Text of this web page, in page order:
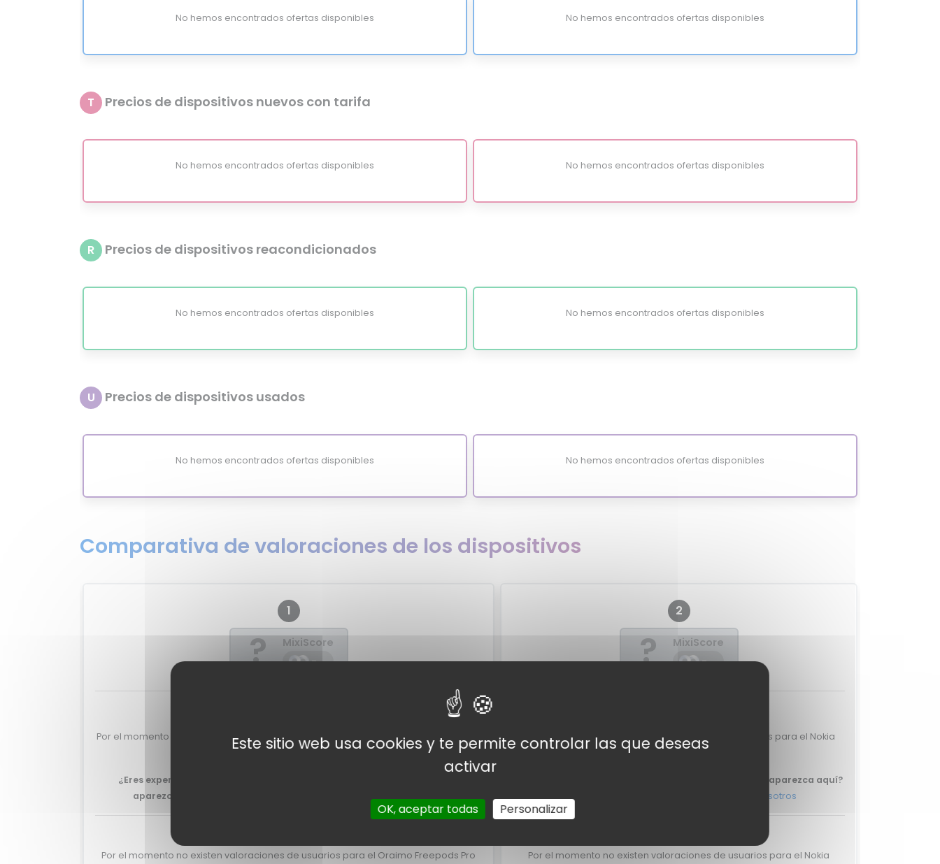
No hemos encontrados ofertas disponibles No hemos encontrados ofertas disponibles
T Precios de dispositivos nuevos con tarifa
No hemos encontrados ofertas disponibles No hemos encontrados ofertas disponibles
R Precios de dispositivos reacondicionados
No hemos encontrados ofertas disponibles No hemos encontrados ofertas disponibles
U Precios de dispositivos usados
No hemos encontrados ofertas disponibles No hemos encontrados ofertas disponibles
Comparativa de valoraciones de los dispositivos
1
?
MixiScore
-
Por el momento no tenemos valoraciones de expertos para el Oraimo Freepods Pro
OEB-108D.
¿Eres experto y quieres que tu review del Oraimo Freepods Pro OEB-108D
aparezca aquí?
Por el momento no existen valoraciones de usuarios para el Oraimo Freepods Pro
2
?
MixiScore
-
Por el momento no tenemos valoraciones de expertos para el Nokia
T2000.
¿Eres experto y quieres que tu review del Nokia T2000 aparezca aquí?
contacto con nosotros
Por el momento no existen valoraciones de usuarios para el Nokia
Este sitio web usa cookies y te permite controlar las que deseas
activar
OK, aceptar todas Personalizar